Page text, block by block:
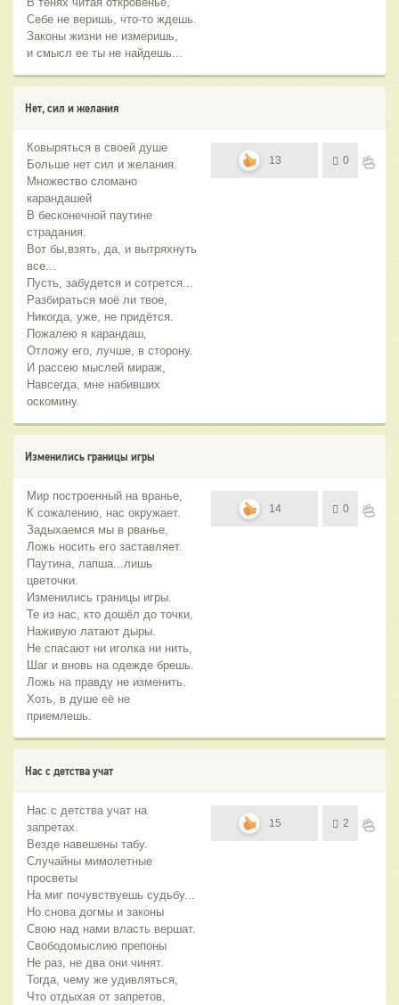
Себе не веришь, что-то ждешь.
Законы жизни не измеришь,
и смысл ее ты не найдешь...
Нет, сил и желания
Ковыряться в своей душе
Больше нет сил и желания.
Множество сломано
карандашей
В бесконечной паутине
страдания.
Вот бы,взять, да, и вытряхнуть
все...
Пусть, забудется и сотрется...
Разбираться моё ли твое,
Никогда, уже, не придётся.
Пожалею я карандаш,
Отложу его, лучше, в сторону.
И рассею мыслей мираж,
Навсегда, мне набивших
оскомину.
13 0
Изменились границы игры
Мир построенный на вранье,
К сожалению, нас окружает.
Задыхаемся мы в рванье,
Ложь носить его заставляет.
Паутина, лапша...лишь
цветочки.
Изменились границы игры.
Те из нас, кто дошёл до точки,
Наживую латают дыры.
Не спасают ни иголка ни нить,
Шаг и вновь на одежде брешь.
Ложь на правду не изменить.
Хоть, в душе её не
приемлешь.
14 0
Нас с детства учат
Нас с детства учат на
запретах.
Везде навешены табу.
Случайны мимолетные
просветы
На миг почувствуешь судьбу...
Но снова догмы и законы
Свою над нами власть вершат.
Свободомыслию препоны
Не раз, не два они чинят.
Тогда, чему же удивляться,
Что отдыхая от запретов,
15 2